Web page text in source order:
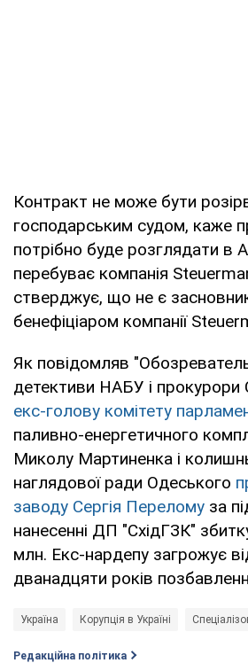
Контракт не може бути
господарським судом, каже
потрібно буде розглядати в
перебуває компанія
стверджує, що не є
бенефіціаром компанії
Як повідомляв
детективи НАБУ і прокурори
екс-голову комітету
паливно-енергетичного
Миколу Мартиненка і
наглядової ради Одеського
заводу Сергія Перелому за
нанесенні ДП "СхідГЗК"
млн. Екс-нардепу загрожує
дванадцяти років
Україна Корупція в Україні
Редакційна політика